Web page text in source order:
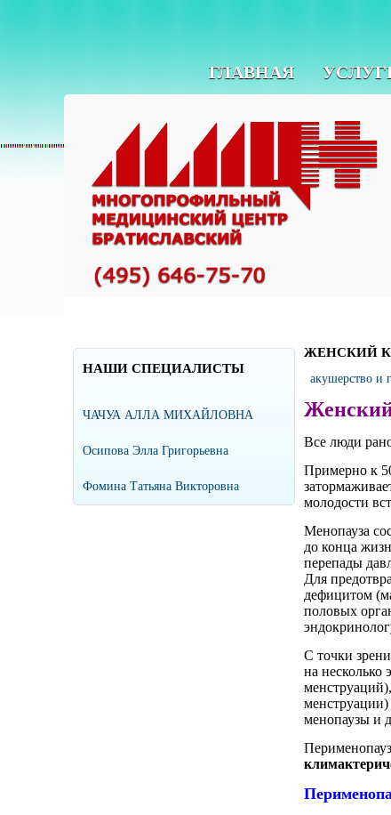
ГЛАВНАЯ
НАШИ СПЕЦИАЛИСТЫ
ЧАЧУА АЛЛА МИХАЙЛОВНА
Осипова Элла Григорьевна
Фомина Татьяна Викторовна
ЖЕНСКИЙ
акушерство и
Все люди
Примерно к
молодости
Менопауза
до конца
перепады
Для
дефицитом
половых
С точки
на несколько
менструаций),
менструации)
менопаузы и